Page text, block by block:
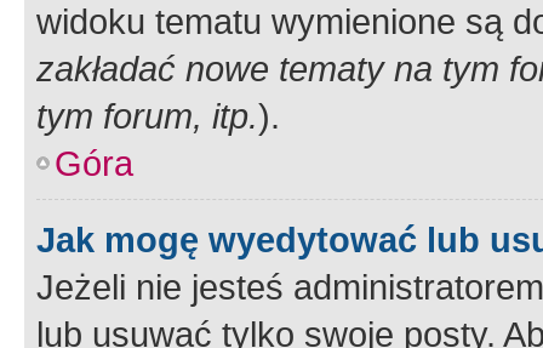
widoku tematu wymienione są
zakładać nowe tematy na tym
tym forum, itp.).
Góra
Jak mogę wyedytować lub
Jeżeli nie jesteś
lub usuwać tylko swoje posty.